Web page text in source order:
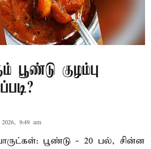
குழம்பு
9:49 am
பூண்டு - 20 பல், சின்ன